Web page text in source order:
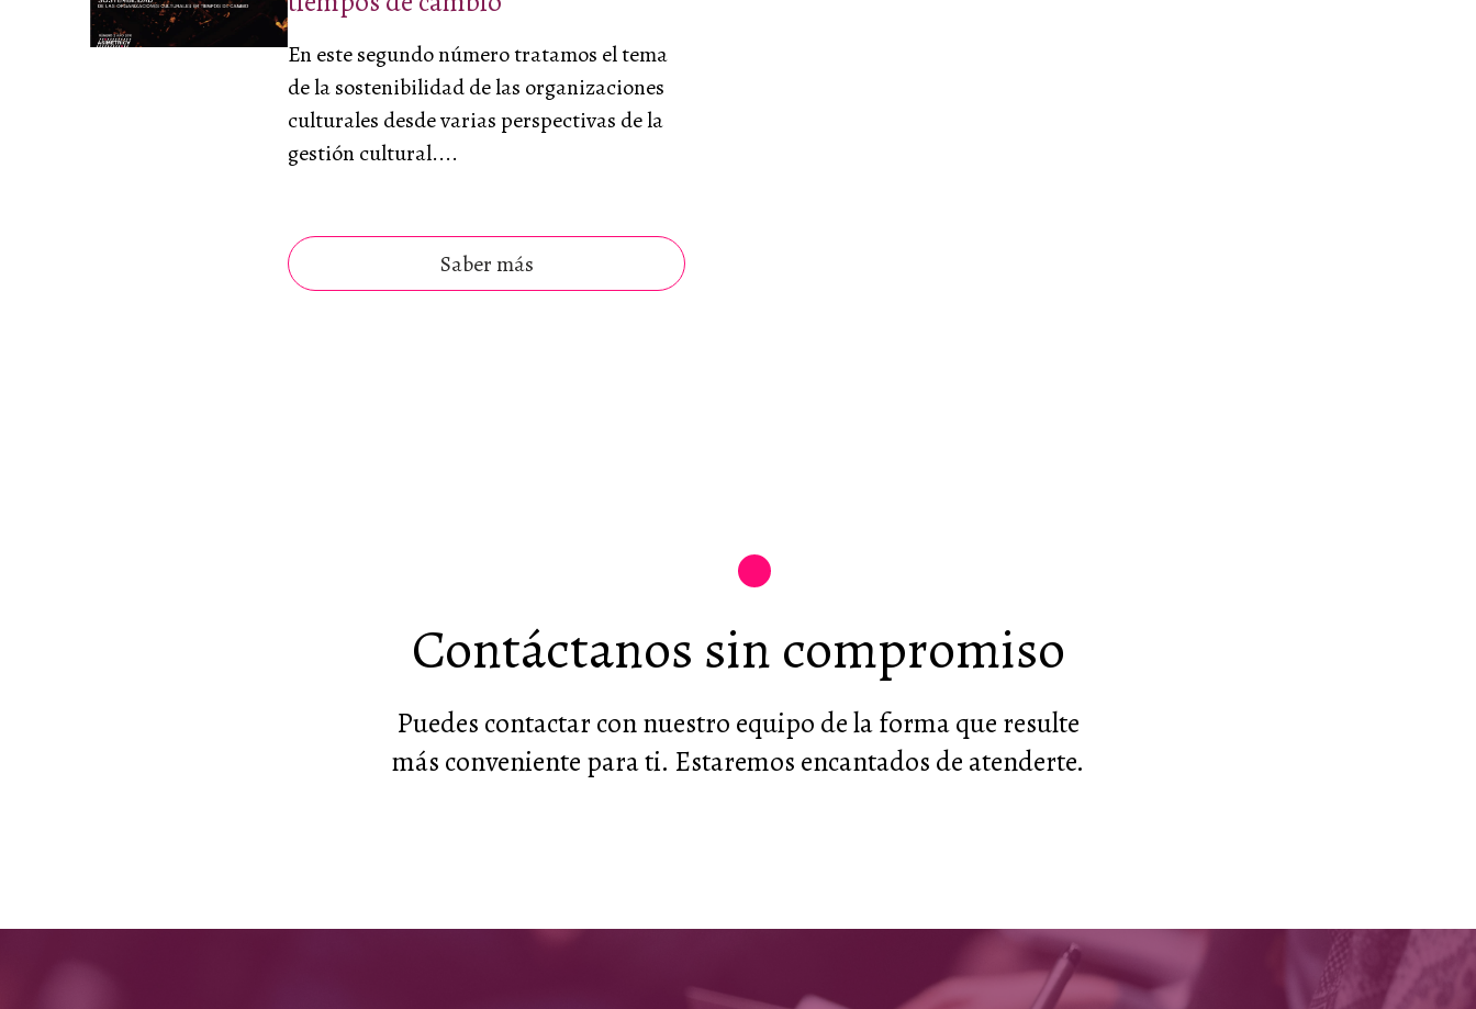
En este segundo número tratamos el tema
de la sostenibilidad de las organizaciones
culturales desde varias perspectivas de la
gestión cultural....
Saber más
Contáctanos sin compromiso
Puedes contactar con nuestro equipo de la forma que resulte
más conveniente para ti. Estaremos encantados de atenderte.